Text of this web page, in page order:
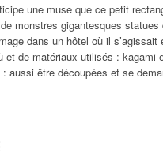
une muse que ce petit
monstres gigantesques
dans un hôtel où il
et de matériaux utilisés :
aussi être découpées et se